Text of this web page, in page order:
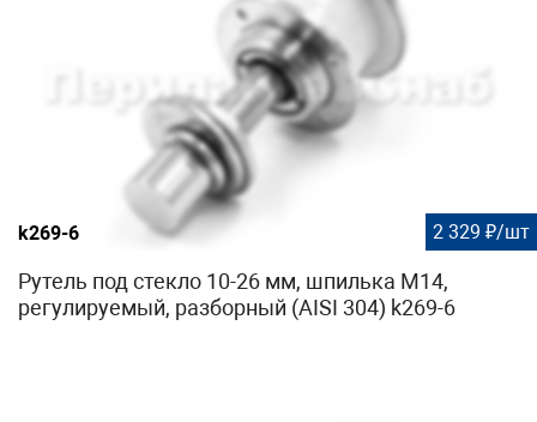
k269-6 2 329 ₽/шт
Рутель под стекло 10-26 мм, шпилька М14,
регулируемый, разборный (AISI 304) k269-6